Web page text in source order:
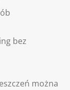
bez
można